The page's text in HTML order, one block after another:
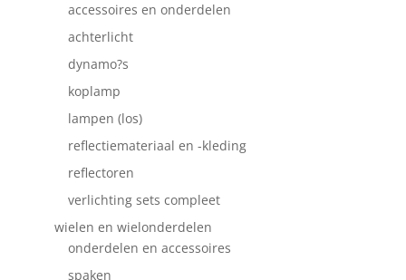
accessoires en onderdelen
achterlicht
dynamo?s
koplamp
lampen (los)
reflectiemateriaal en -kleding
reflectoren
verlichting sets compleet
wielen en wielonderdelen
onderdelen en accessoires
spaken